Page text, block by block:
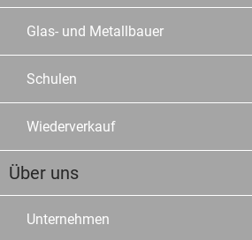
Glas- und Metallbauer
Schulen
Wiederverkauf
Über uns
Unternehmen